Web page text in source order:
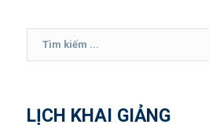
LỊCH KHAI GIẢNG